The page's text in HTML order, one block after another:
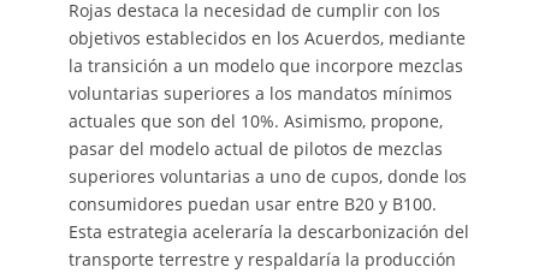
Rojas destaca la necesidad de cumplir con los
objetivos establecidos en los Acuerdos, mediante
la transición a un modelo que incorpore mezclas
voluntarias superiores a los mandatos mínimos
actuales que son del 10%. Asimismo, propone,
pasar del modelo actual de pilotos de mezclas
superiores voluntarias a uno de cupos, donde los
consumidores puedan usar entre B20 y B100.
Esta estrategia aceleraría la descarbonización del
transporte terrestre y respaldaría la producción